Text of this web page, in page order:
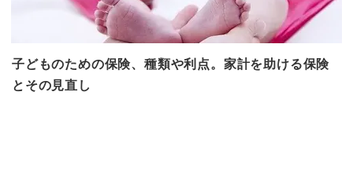
子どものための保険、種類や利点。家計を助ける保険
とその見直し